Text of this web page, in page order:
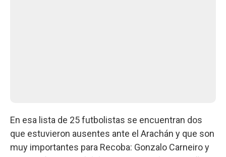
En esa lista de 25 futbolistas se encuentran dos
que estuvieron ausentes ante el Arachán y que son
muy importantes para Recoba: Gonzalo Carneiro y